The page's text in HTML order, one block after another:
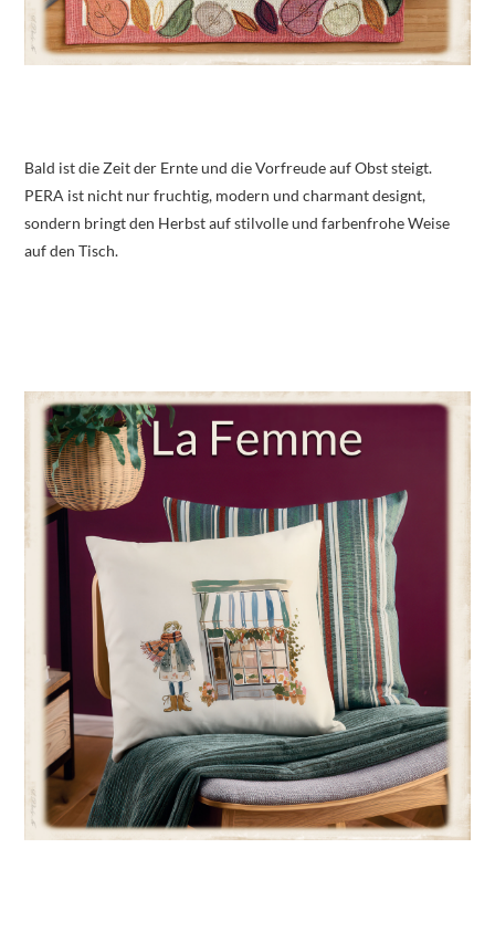
Bald ist die Zeit der Ernte und die Vorfreude auf Obst steigt.
PERA ist nicht nur fruchtig, modern und charmant designt,
sondern bringt den Herbst auf stilvolle und farbenfrohe Weise
auf den Tisch.